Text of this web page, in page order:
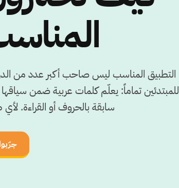
التطبيق المناسب ليس صاحب أكبر عدد من
للمبتدئين تماماً: يعلّم كلمات عربية ضمن
سابقة بالحروف أو القراءة.